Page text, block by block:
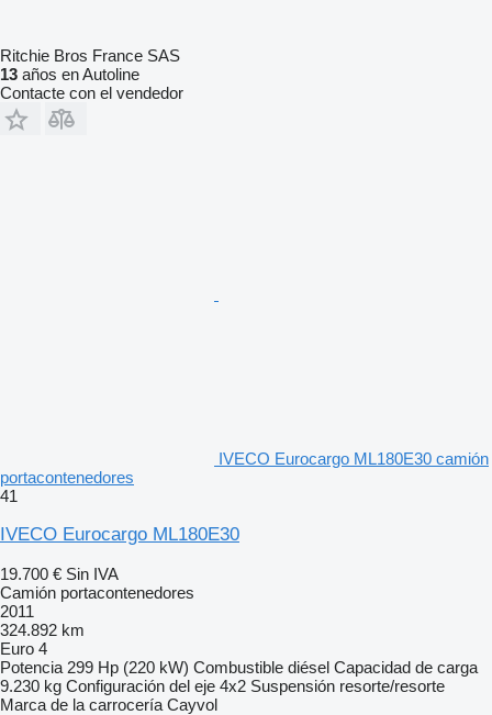
Ritchie Bros France SAS
13 años en Autoline
Contacte con el vendedor
IVECO Eurocargo ML180E30 camión
portacontenedores
41
IVECO Eurocargo ML180E30
19.700 € Sin IVA
Camión portacontenedores
2011
324.892 km
Euro 4
Potencia 299 Hp (220 kW) Combustible diésel Capacidad de carga
9.230 kg Configuración del eje 4x2 Suspensión resorte/resorte
Marca de la carrocería Cayvol